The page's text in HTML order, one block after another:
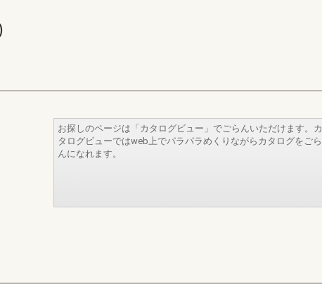
お探しのページは「カタログビュー」でごらんいただけます。カ
タログビューではweb上でパラパラめくりながらカタログをごら
んになれます。